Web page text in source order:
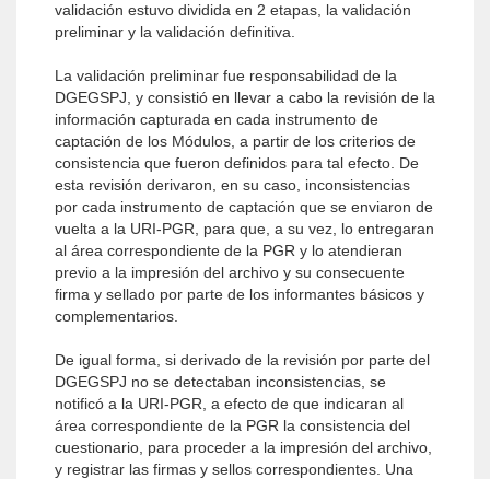
validación estuvo dividida en 2 etapas, la validación
preliminar y la validación definitiva.
La validación preliminar fue responsabilidad de la
DGEGSPJ, y consistió en llevar a cabo la revisión de la
información capturada en cada instrumento de
captación de los Módulos, a partir de los criterios de
consistencia que fueron definidos para tal efecto. De
esta revisión derivaron, en su caso, inconsistencias
por cada instrumento de captación que se enviaron de
vuelta a la URI-PGR, para que, a su vez, lo entregaran
al área correspondiente de la PGR y lo atendieran
previo a la impresión del archivo y su consecuente
firma y sellado por parte de los informantes básicos y
complementarios.
De igual forma, si derivado de la revisión por parte del
DGEGSPJ no se detectaban inconsistencias, se
notificó a la URI-PGR, a efecto de que indicaran al
área correspondiente de la PGR la consistencia del
cuestionario, para proceder a la impresión del archivo,
y registrar las firmas y sellos correspondientes. Una